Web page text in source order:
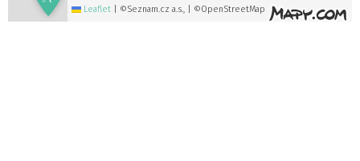
Leaflet ©Seznam.cz a.s., | ©OpenStreetMap